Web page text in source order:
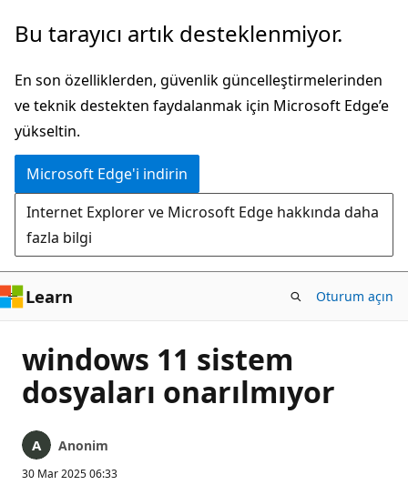
Ana
atla
Bu tarayıcı artık desteklenmiyor.
En son özelliklerden, güvenlik güncelleştirmelerinden
ve teknik destekten faydalanmak için Microsoft Edge’e
yükseltin.
Microsoft Edge'i indirin
Internet Explorer ve Microsoft Edge hakkında daha
fazla bilgi
Learn Oturum açın
windows 11 sistem
dosyaları onarılmıyor
Anonim
30 Mar 2025 06:33